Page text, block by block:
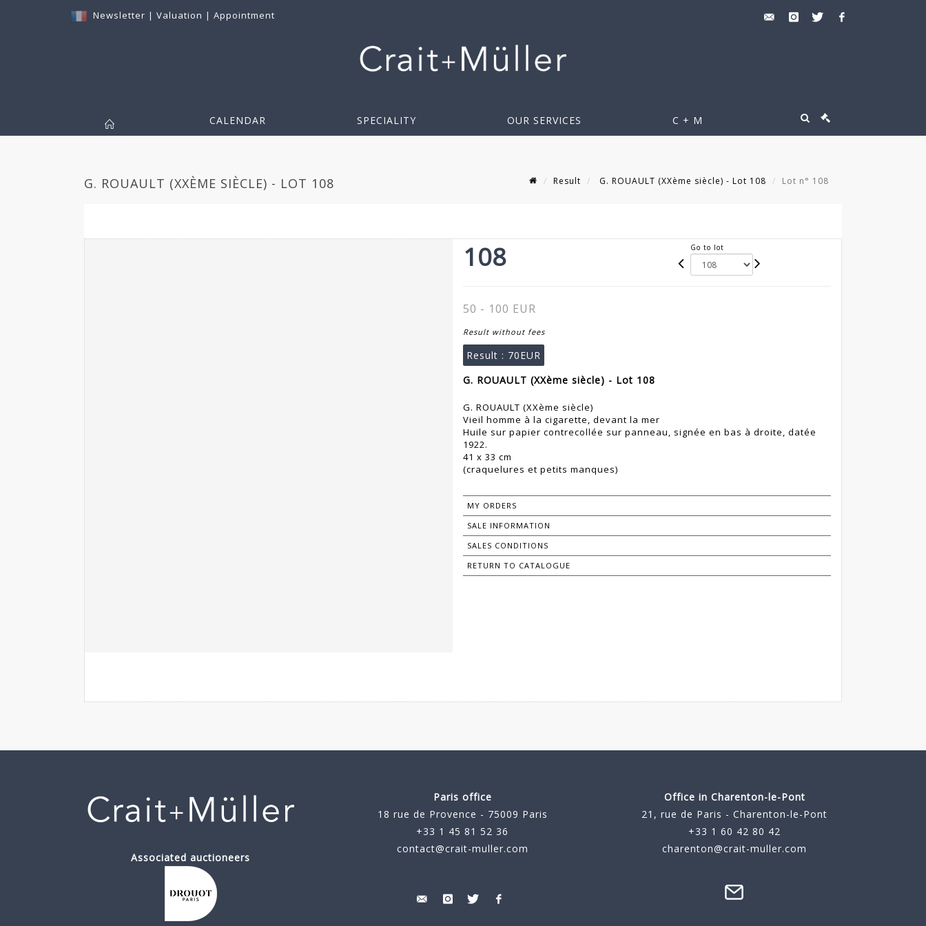
Newsletter | Valuation | Appointment
CALENDAR SPECIALITY OUR SERVICES C + M
G. ROUAULT (XXÈME SIÈCLE) - LOT 108 Result G. ROUAULT (XXème siècle) - Lot 108 Lot n° 108
108 Go to lot
50 - 100 EUR
Result without fees
Result : 70EUR
G. ROUAULT (XXème siècle) - Lot 108
G. ROUAULT (XXème siècle)
Vieil homme à la cigarette, devant la mer
Huile sur papier contrecollée sur panneau, signée en bas à droite, datée
1922.
41 x 33 cm
(craquelures et petits manques)
MY ORDERS
SALE INFORMATION
SALES CONDITIONS
RETURN TO CATALOGUE
Associated auctioneers
Paris office
18 rue de Provence - 75009 Paris
+33 1 45 81 52 36
contact@crait-muller.com
Office in Charenton-le-Pont
21, rue de Paris - Charenton-le-Pont
+33 1 60 42 80 42
charenton@crait-muller.com